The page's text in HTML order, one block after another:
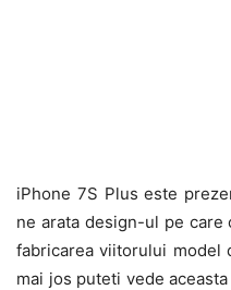
iPhone 7S Plus este
ne arata design-ul pe care
fabricarea viitorului model
mai jos puteti vede